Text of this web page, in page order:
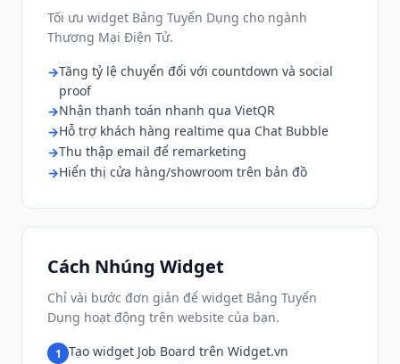
Tối ưu widget Bảng Tuyển Dụng cho ngành
Thương Mại Điện Tử.
Tăng tỷ lệ chuyển đổi với countdown và social
proof
Nhận thanh toán nhanh qua VietQR
Hỗ trợ khách hàng realtime qua Chat Bubble
Thu thập email để remarketing
Hiển thị cửa hàng/showroom trên bản đồ
Cách Nhúng Widget
Chỉ vài bước đơn giản để widget Bảng Tuyển
Dụng hoạt động trên website của bạn.
1 Tạo widget Job Board trên Widget.vn